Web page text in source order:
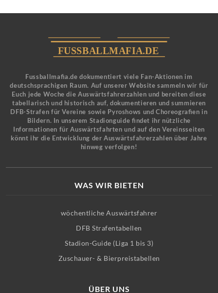
Fussballmafia.de dokumentiert viele Fan-Aktionen im
deutschsprachigen Raum. Auf unserer Website sammeln wir für
Euch jede Woche die Auswärtsfahrerzahlen und bereiten diese
tabellarisch und historisch auf, dokumentieren und summieren
DFB-Strafen für Vereine sowie Pyroshows und Choreografien in
Bildern. In unserem Stadionguide findet ihr nützliche
Informationen für Auswärtsfahrten und auf den Vereinsseiten
könnt ihr die Entwicklung der Auswärtsfahrerzahlen über Jahre
hinweg verfolgen!
WAS WIR BIETEN
wöchentliche Auswärtsfahrer
DFB Strafentabellen
Stadion-Guide (Liga 1 bis 3)
Zuschauer- & Bierpreistabellen
ÜBER UNS